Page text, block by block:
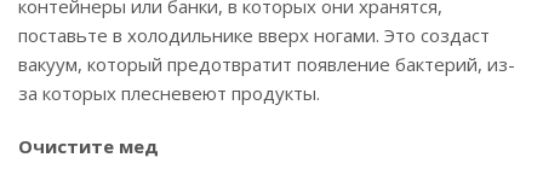
контейнеры или банки, в которых они хранятся,
поставьте в холодильнике вверх ногами. Это создаст
вакуум, который предотвратит появление бактерий, из-
за которых плесневеют продукты.
Очистите мед